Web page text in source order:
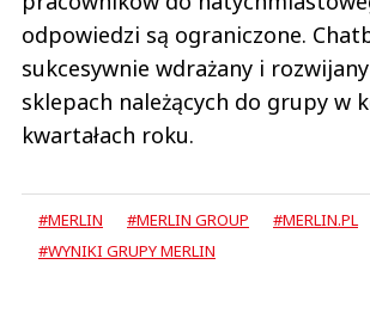
odpowiedzi są ograniczone.
sukcesywnie wdrażany i
sklepach należących do grupy w
kwartałach roku.
#MERLIN #MERLIN GROUP
#MERLIN.PL
#WYNIKI GRUPY MERLIN